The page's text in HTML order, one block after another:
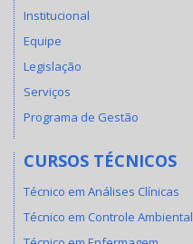
Institucional
Equipe
Legislação
Serviços
Programa de Gestão
CURSOS TÉCNICOS
Técnico em Análises Clínicas
Técnico em Controle Ambiental